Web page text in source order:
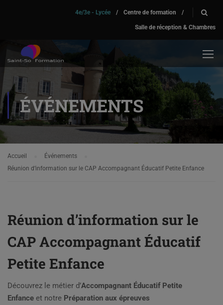
4e/3e - Lycée / Centre de formation /
Salle de réception & Chambres
ÉVÉNEMENTS
Accueil
Événements
Réunion d’information sur le CAP Accompagnant Éducatif Petite Enfance
Réunion d’information sur le
CAP Accompagnant Éducatif
Petite Enfance
Découvrez le métier d’Accompagnant Éducatif Petite
Enfance et notre Préparation aux épreuves